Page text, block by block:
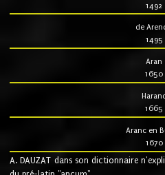
1492
de
1495
Aran
1650
1665
Aranc en
1670
A. DAUZAT dans son dictionnaire